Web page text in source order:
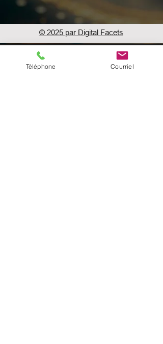
© 2025 par Digital Facets
Téléphone Courriel